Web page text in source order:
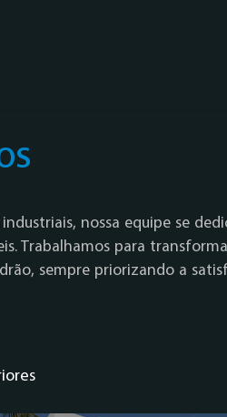
nossa equipe se
Trabalhamos para
sempre priorizando a